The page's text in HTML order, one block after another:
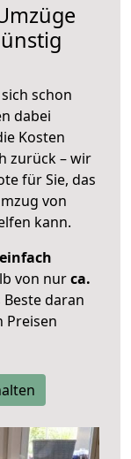
schon
dabei
Kosten
zurück – wir
für Sie, das
von
kann.
von nurca.
daran
Preisen